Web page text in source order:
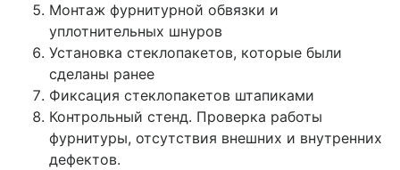
Монтаж фурнитурной обвязки и
уплотнительных шнуров
Установка стеклопакетов, которые были
сделаны ранее
Фиксация стеклопакетов штапиками
Контрольный стенд. Проверка работы
фурнитуры, отсутствия внешних и внутренних
дефектов.